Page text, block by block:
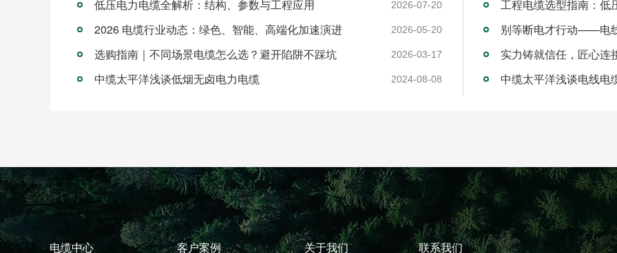
低压电力电缆全解析：结构、参数与工程应用 2026-07-20 工程电缆选型指南：低
2026 电缆行业动态：绿色、智能、高端化加速演进 2026-05-20 别等断电才行动——电
选购指南｜不同场景电缆怎么选？避开陷阱不踩坑 2026-03-17
中缆太平洋浅谈低烟无卤电力电缆 2024-08-08 中缆太平洋浅谈电线电
电缆中心 客户案例 关于我们 联系我们